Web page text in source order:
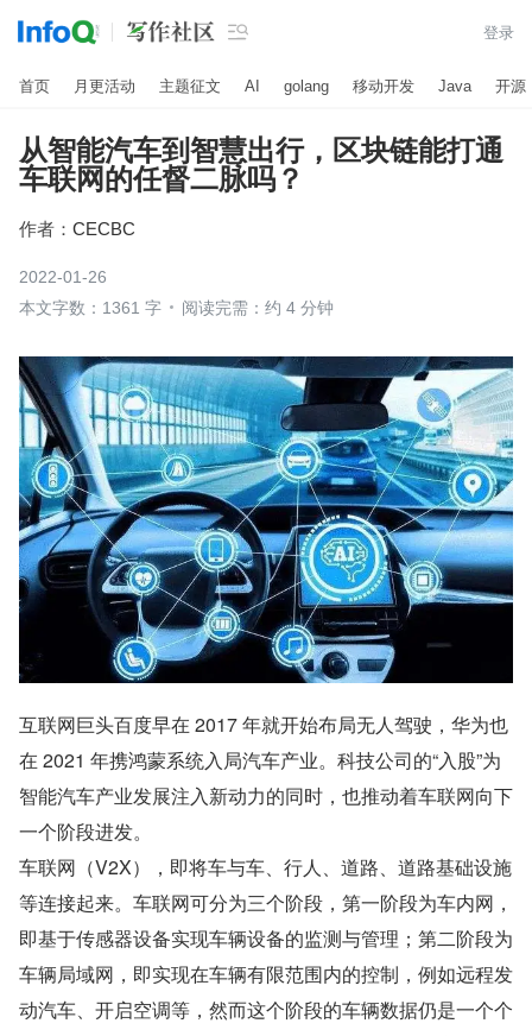
 登录
首页 月更活动 主题征文 AI golang 移动开发 Java 开源
从智能汽车到智慧出行，区块链能打通
车联网的任督二脉吗？
作者： CECBC
2022-01-26
本文字数：1361 字
阅读完需：约 4 分钟
互联网巨头百度早在 2017 年就开始布局无人驾驶，华为也
在 2021 年携鸿蒙系统入局汽车产业。科技公司的“入股”为
智能汽车产业发展注入新动力的同时，也推动着车联网向下
一个阶段进发。
车联网（V2X），即将车与车、行人、道路、道路基础设施
等连接起来。车联网可分为三个阶段，第一阶段为车内网，
即基于传感器设备实现车辆设备的监测与管理；第二阶段为
车辆局域网，即实现在车辆有限范围内的控制，例如远程发
动汽车、开启空调等，然而这个阶段的车辆数据仍是一个个